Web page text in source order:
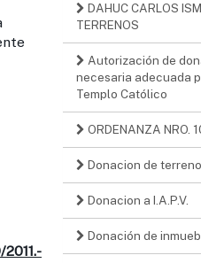
DAHUC CARLOS
TERRENOS
Autorización de
necesaria adecuada
Templo Católico
ORDENANZA NRO.
Donacion de
Donacion a I.A.P.V.
Donación de